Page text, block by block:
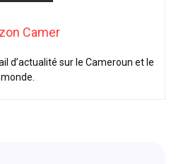
Camer
d’actualité sur le Cameroun et le
monde.